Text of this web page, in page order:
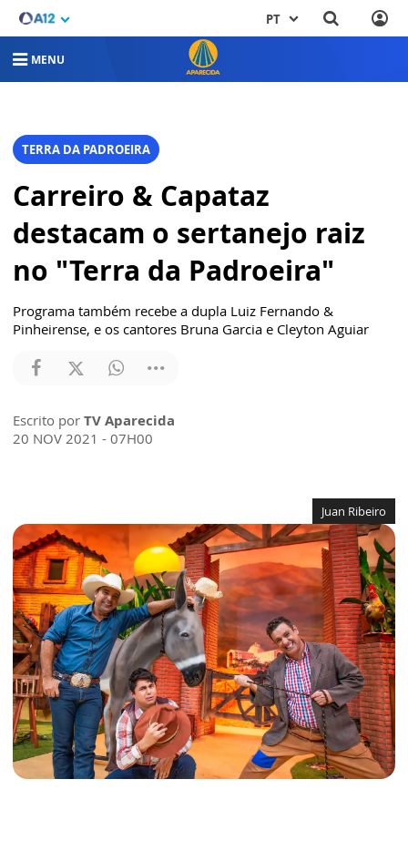
PT
MENU
TERRA DA PADROEIRA
Carreiro & Capataz
destacam o sertanejo raiz
no "Terra da Padroeira"
Programa também recebe a dupla Luiz Fernando &
Pinheirense, e os cantores Bruna Garcia e Cleyton Aguiar
Escrito por TV Aparecida
20 NOV 2021 - 07H00
Juan Ribeiro